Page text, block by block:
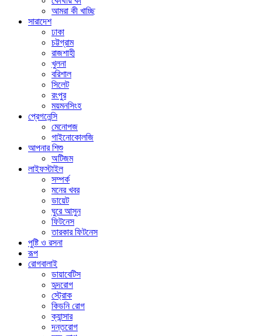
আমরা কী খাচ্ছি
সারাদেশ
ঢাকা
চট্টগ্রাম
রাজশাহী
খুলনা
বরিশাল
সিলেট
রংপুর
ময়মনসিংহ
প্রেগনেন্সি
মেনোপজ
গাইনোকোলজি
আপনার শিশু
অটিজম
লাইফস্টাইল
সম্পর্ক
মনের খবর
ডায়েট
ঘুরে আসুন
ফিটনেস
তারকার ফিটনেস
পুষ্টি ও রসনা
রূপ
রোগবালাই
ডায়াবেটিস
হৃদরোগ
স্ট্রোক
কিডনি রোগ
ক্যান্সার
দন্তরোগ